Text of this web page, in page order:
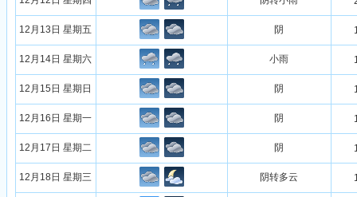
12月13日 星期五 阴
12月14日 星期六 小雨
12月15日 星期日 阴
12月16日 星期一 阴
12月17日 星期二 阴
12月18日 星期三 阴转多云